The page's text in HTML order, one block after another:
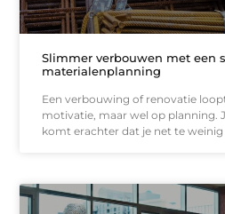
Slimmer verbouwen met een
materialenplanning
Een verbouwing of renovatie
motivatie, maar wel op planning.
komt erachter dat je net te weinig